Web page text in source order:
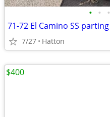
• • •
71-72 El Camino SS parting
7/27 Hatton
$400